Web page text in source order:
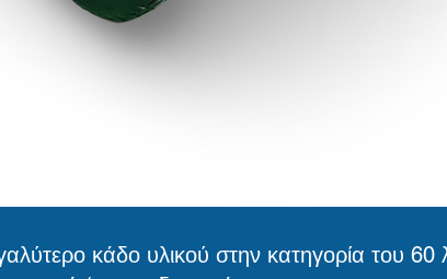
κάδο υλικού στην κατηγορία του 60